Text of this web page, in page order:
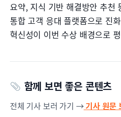
요약, 지식 기반 해결방안 추천
통합 고객 응대 플랫폼으로 진
혁신성이 이번 수상 배경으로
함께 보면 좋은 콘텐츠
전체 기사 보러 가기 →기사 원문